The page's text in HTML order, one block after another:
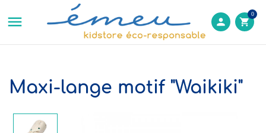
 person shopping_cart
0
Maxi-lange motif "Waikiki"